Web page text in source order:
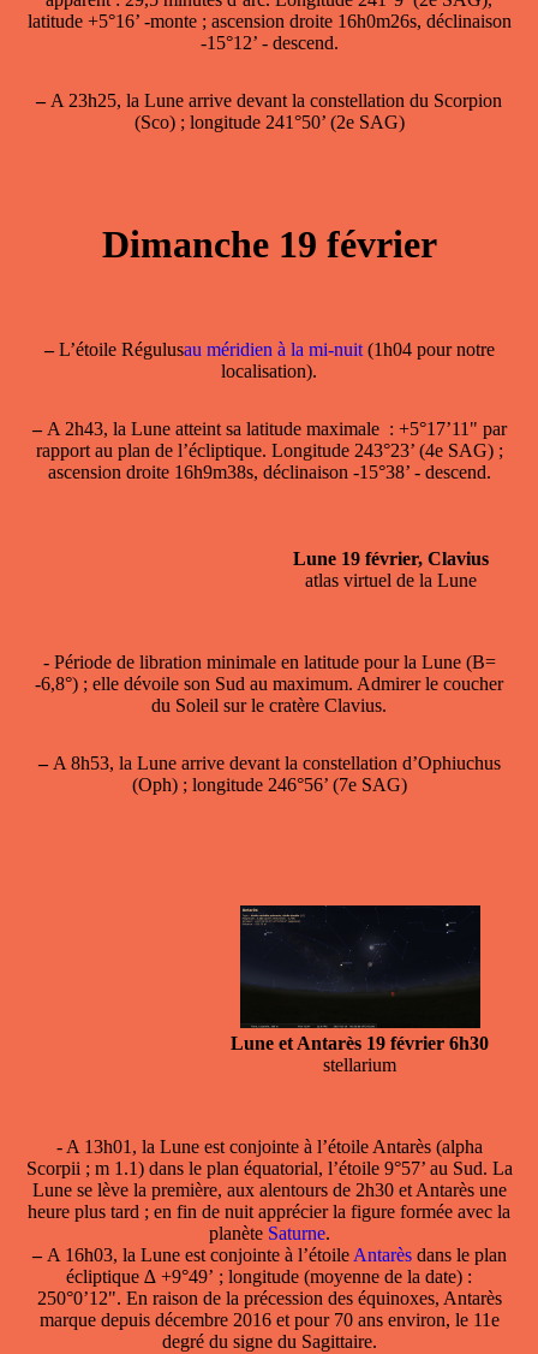
latitude +5°16’ -monte ; ascension droite 16h0m26s, déclinaison
-15°12’ - descend.
–A 23h25, la Lune arrive devant la constellation du Scorpion
(Sco) ; longitude 241°50’ (2e SAG)
Dimanche 19 février
–L’étoile Régulusau méridien à la mi-nuit(1h04 pour notre
localisation).
–A 2h43, la Lune atteint sa latitude maximale : +5°17’11" par
rapport au plan de l’écliptique. Longitude 243°23’ (4e SAG) ;
ascension droite 16h9m38s, déclinaison -15°38’ - descend.
Lune 19 février, Clavius
atlas virtuel de la Lune
- Période de libration minimale en latitudepour la Lune (B=
-6,8°) ; elle dévoile son Sud au maximum. Admirer le coucher
du Soleil sur le cratère Clavius.
–A 8h53, la Lune arrive devant la constellation d’Ophiuchus
(Oph) ; longitude 246°56’ (7e SAG)
Lune et Antarès 19 février 6h30
stellarium
- A 13h01, la Lune est conjointe à l’étoileAntarès (alpha
Scorpii ; m 1.1) dans le plan équatorial, l’étoile 9°57’ au Sud. La
Lune se lève la première, aux alentours de 2h30 et Antarès une
heure plus tard ; en fin de nuit apprécier la figure formée avec la
planète Saturne.
–A 16h03, la Lune est conjointe à l’étoileAntarèsdans le plan
écliptique ∆ +9°49’ ; longitude (moyenne de la date) :
250°0’12". En raison de la précession des équinoxes, Antarès
marque depuis décembre 2016 et pour 70 ans environ, le 11e
degré du signe du Sagittaire.